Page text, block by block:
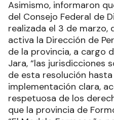
Asimismo, informaron
del Consejo Federal de
realizada el 3 de
activa la Dirección de
de la provincia, a cargo
Jara, “las jurisdicciones
de esta resolución
implementación clara,
respetuosa de los
que la provincia de